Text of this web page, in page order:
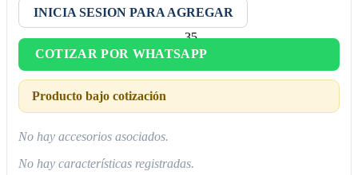
INICIA SESION PARA AGREGAR
COTIZAR POR WHATSAPP
Producto bajo cotización
No hay accesorios asociados.
No hay características registradas.